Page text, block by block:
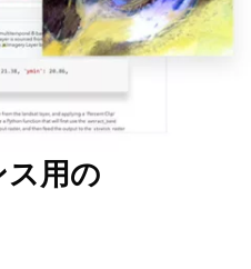
用の